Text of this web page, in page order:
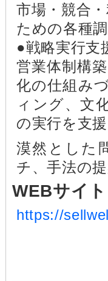
市場・競合
ための各種
●戦略実行支
営業体制構
化の仕組み
ィング、文
の実行を支援
漠然とした
チ、手法の
WEBサイト
https://